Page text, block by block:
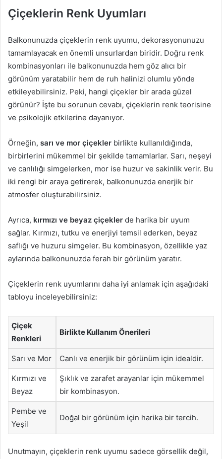
Çiçeklerin Renk Uyumları
Balkonunuzda çiçeklerin renk uyumu, dekorasyonunuzu
tamamlayacak en önemli unsurlardan biridir. Doğru renk
kombinasyonları ile balkonunuzda hem göz alıcı bir
görünüm yaratabilir hem de ruh halinizi olumlu yönde
etkileyebilirsiniz. Peki, hangi çiçekler bir arada güzel
görünür? İşte bu sorunun cevabı, çiçeklerin renk teorisine
ve psikolojik etkilerine dayanıyor.
Örneğin, sarı ve mor çiçekler birlikte kullanıldığında,
birbirlerini mükemmel bir şekilde tamamlarlar. Sarı, neşeyi
ve canlılığı simgelerken, mor ise huzur ve sakinlik verir. Bu
iki rengi bir araya getirerek, balkonunuzda enerjik bir
atmosfer oluşturabilirsiniz.
Ayrıca, kırmızı ve beyaz çiçekler de harika bir uyum
sağlar. Kırmızı, tutku ve enerjiyi temsil ederken, beyaz
saflığı ve huzuru simgeler. Bu kombinasyon, özellikle yaz
aylarında balkonunuzda ferah bir görünüm yaratır.
Çiçeklerin renk uyumlarını daha iyi anlamak için aşağıdaki
tabloyu inceleyebilirsiniz:
Çiçek
Renkleri
Birlikte Kullanım Önerileri
Sarı ve Mor Canlı ve enerjik bir görünüm için idealdir.
Kırmızı ve
Beyaz
Şıklık ve zarafet arayanlar için mükemmel
bir kombinasyon.
Pembe ve
Yeşil
Doğal bir görünüm için harika bir tercih.
Unutmayın, çiçeklerin renk uyumu sadece görsellik değil,